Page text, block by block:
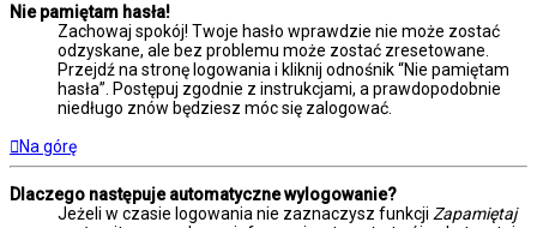
Nie pamiętam hasła!
Zachowaj spokój! Twoje hasło wprawdzie nie może zostać
odzyskane, ale bez problemu może zostać zresetowane.
Przejdź na stronę logowania i kliknij odnośnik “Nie pamiętam
hasła”. Postępuj zgodnie z instrukcjami, a prawdopodobnie
niedługo znów będziesz móc się zalogować.
Na górę
Dlaczego następuje automatyczne wylogowanie?
Jeżeli w czasie logowania nie zaznaczysz funkcji Zapamiętaj